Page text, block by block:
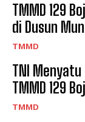
TMMD 129
di Dusun
TMMD
TNI
TMMD 129
TMMD